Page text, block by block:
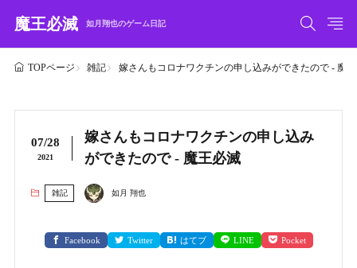
魔王必滅 如月翔也のゲーム日記
TOPページ 雑記 嫁さんもコロナワクチンの申し込みができたので - 魔
07/28
2021
嫁さんもコロナワクチンの申し込み
ができたので - 魔王必滅
雑記 如月 翔也
Facebook Twitter はてブ LINE Pocket